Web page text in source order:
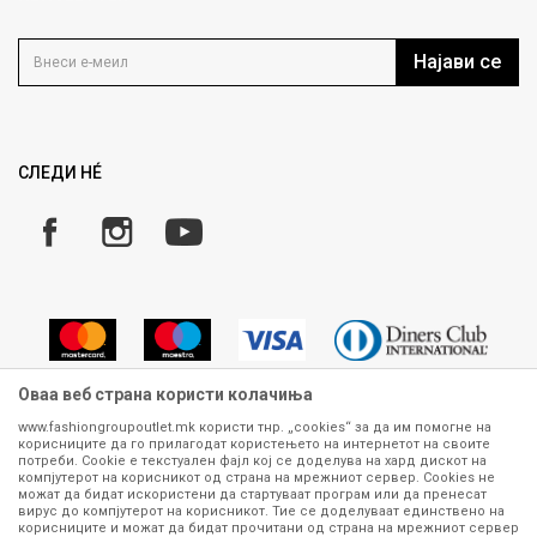
Кариера
Како да купите
Замена и рефундација на производи
Плаќање
Најави се
СЛЕДИ НÉ
Сите информации околу производите кои се изложени на нашата
онлајн продавница се стремиме да бидат конкретни, точни и прецизни,
меѓутоа не можеме да гарантираме дека се без ниту една грешка или
пак дека сите производи во моментот се достапни на залиха.
Оваа веб страна користи колачиња
www.fashiongroupoutlet.mk користи тнр. „cookies“ за да им помогне на
корисниците да го прилагодат користењето на интернетот на своите
потреби. Cookie е текстуален фајл кој се доделува на хард дискот на
компјутерот на корисникот од страна на мрежниот сервер. Cookies не
можат да бидат искористени да стартуваат програм или да пренесат
вирус до компјутерот на корисникот. Тие се доделуваат единствено на
корисниците и можат да бидат прочитани од страна на мрежниот сервер